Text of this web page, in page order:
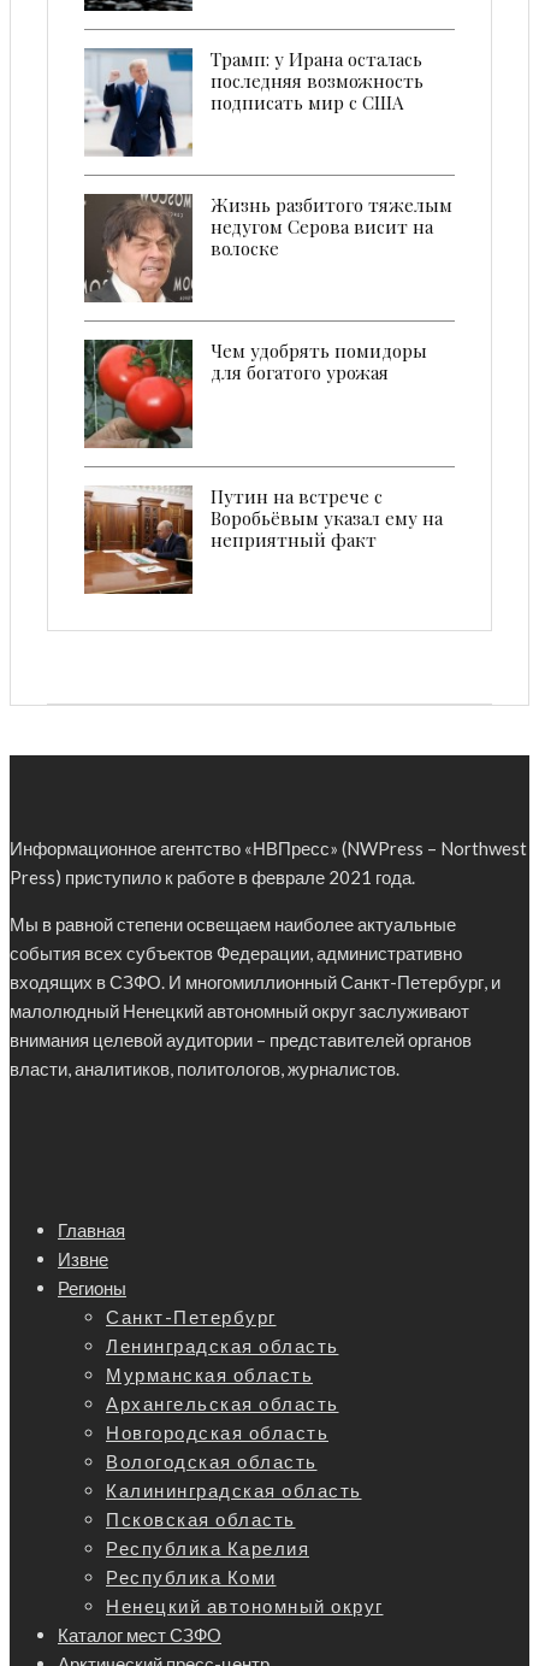
Трамп: у Ирана осталась
последняя возможность
подписать мир с США
Жизнь разбитого тяжелым
недугом Серова висит на
волоске
Чем удобрять помидоры
для богатого урожая
Путин на встрече с
Воробьёвым указал ему на
неприятный факт
Информационное агентство «НВПресс» (NWPress – Northwest
Press) приступило к работе в феврале 2021 года.
Мы в равной степени освещаем наиболее актуальные
события всех субъектов Федерации, административно
входящих в СЗФО. И многомиллионный Санкт-Петербург, и
малолюдный Ненецкий автономный округ заслуживают
внимания целевой аудитории – представителей органов
власти, аналитиков, политологов, журналистов.
Главная
Извне
Регионы
Санкт-Петербург
Ленинградская область
Мурманская область
Архангельская область
Новгородская область
Вологодская область
Калининградская область
Псковская область
Республика Карелия
Республика Коми
Ненецкий автономный округ
Каталог мест СЗФО